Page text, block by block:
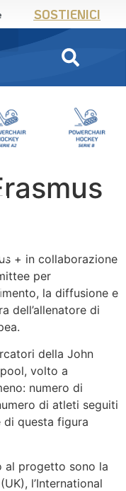
SOSTIENICI
+ in collaborazione
per
la diffusione e
dell’allenatore di
della John
volto a
numero di
di atleti seguiti
di questa figura
al progetto sono la
l’International